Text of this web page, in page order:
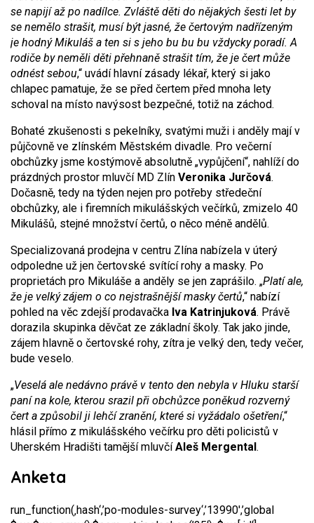
se napijí až po nadílce. Zvláště děti do nějakých šesti let by
se nemělo strašit, musí být jasné, že čertovým nadřízeným
je hodný Mikuláš a ten si s jeho bu bu bu vždycky poradí. A
rodiče by neměli děti přehnaně strašit tím, že je čert může
odnést sebou,“ uvádí hlavní zásady lékař, který si jako
chlapec pamatuje, že se před čertem před mnoha lety
schoval na místo navýsost bezpečné, totiž na záchod.
Bohaté zkušenosti s pekelníky, svatými muži i anděly mají v
půjčovně ve zlínském Městském divadle. Pro večerní
obchůzky jsme kostýmově absolutně „vypůjčení“, nahlíží do
prázdných prostor mluvčí MD Zlín Veronika Jurčová.
Dočasně, tedy na týden nejen pro potřeby středeční
obchůzky, ale i firemních mikulášských večírků, zmizelo 40
Mikulášů, stejné množství čertů, o něco méně andělů.
Specializovaná prodejna v centru Zlína nabízela v úterý
odpoledne už jen čertovské svítící rohy a masky. Po
proprietách pro Mikuláše a anděly se jen zaprášilo. „Platí ale,
že je velký zájem o co nejstrašnější masky čertů,“ nabízí
pohled na věc zdejší prodavačka Iva Katrinjuková. Právě
dorazila skupinka děvčat ze základní školy. Tak jako jinde,
zájem hlavně o čertovské rohy, zítra je velký den, tedy večer,
bude veselo.
„Veselá ale nedávno právě v tento den nebyla v Hluku starší
paní na kole, kterou srazil při obchůzce poněkud rozverný
čert a způsobil ji lehčí zranění, které si vyžádalo ošetření,“
hlásil přímo z mikulášského večírku pro děti policistů v
Uherském Hradišti tamější mluvčíAleš Mergental.
Anketa
run_function(‚hash‘,’po-modules-survey‘,’13990′,’global